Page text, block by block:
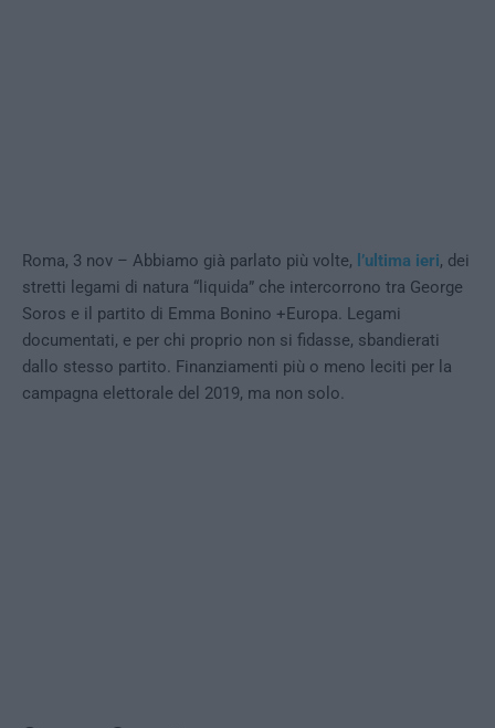
Roma, 3 nov – Abbiamo già parlato più volte, l’ultima ieri, dei
stretti legami di natura “liquida” che intercorrono tra George
Soros e il partito di Emma Bonino +Europa. Legami
documentati, e per chi proprio non si fidasse, sbandierati
dallo stesso partito. Finanziamenti più o meno leciti per la
campagna elettorale del 2019, ma non solo.